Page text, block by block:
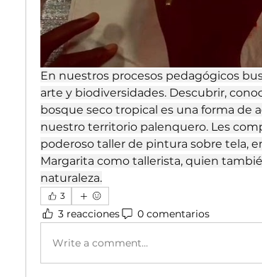
En nuestros procesos pedagógicos
arte y biodiversidades. Descubrir,
bosque seco tropical es una forma de
nuestro territorio palenquero. Les
poderoso taller de pintura sobre tela,
Margarita como tallerista, quien
naturaleza.
3
3 reacciones 0 comentarios
Write a comment...